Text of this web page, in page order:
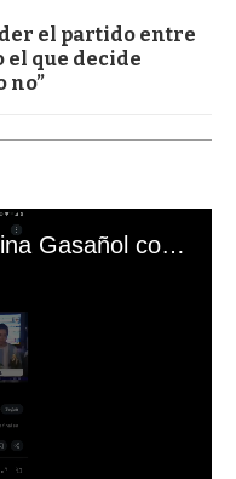
el partido entre
el que decide
no”
El mal momento de Yanina Gasañol con un hincha argentino en "Subrayado"